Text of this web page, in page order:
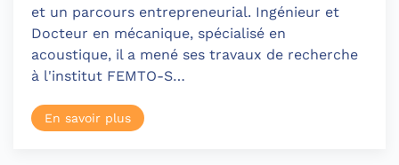
et un parcours entrepreneurial. Ingénieur et
Docteur en mécanique, spécialisé en
acoustique, il a mené ses travaux de recherche
à l'institut FEMTO-S…
En savoir plus